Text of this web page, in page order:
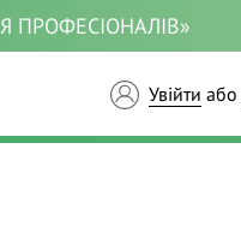
ПРОФЕСІОНАЛІВ»
Увійти або